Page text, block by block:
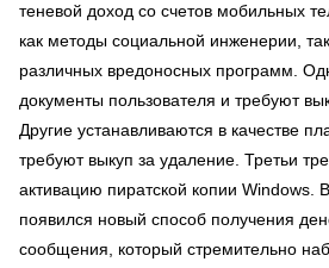
теневой доход со счетов мобильных
как методы социальной инженерии,
различных вредоносных программ.
документы пользователя и требуют
Другие устанавливаются в качестве
требуют выкуп за удаление. Третьи
активацию пиратской копии Windows.
появился новый способ получения
сообщения, который стремительно